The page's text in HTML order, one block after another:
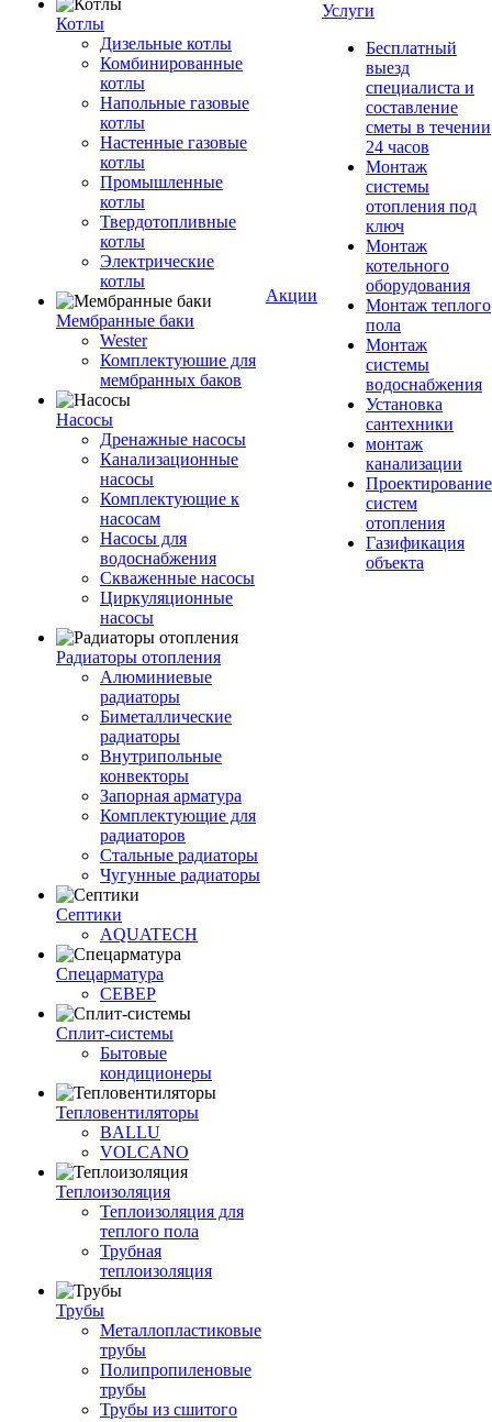
Котлы
Дизельные котлы
Комбинированные
котлы
Напольные газовые
котлы
Настенные газовые
котлы
Промышленные
котлы
Твердотопливные
котлы
Электрические
котлы
Мембранные баки
Wester
Комплектуюшие для
мембранных баков
Насосы
Дренажные насосы
Канализационные
насосы
Комплектующие к
насосам
Насосы для
водоснабжения
Скваженные насосы
Циркуляционные
насосы
Радиаторы отопления
Алюминиевые
радиаторы
Биметаллические
радиаторы
Внутрипольные
конвекторы
Запорная арматура
Комплектующие для
радиаторов
Стальные радиаторы
Чугунные радиаторы
Септики
AQUATECH
Спецарматура
СЕВЕР
Сплит-системы
Бытовые
кондиционеры
Тепловентиляторы
BALLU
VOLCANO
Теплоизоляция
Теплоизоляция для
теплого пола
Трубная
теплоизоляция
Трубы
Металлопластиковые
трубы
Полипропиленовые
трубы
Трубы из сшитого
Акции
Услуги
Бесплатный
выезд
специалиста и
составление
сметы в течении
24 часов
Монтаж
системы
отопления под
ключ
Монтаж
котельного
оборудования
Монтаж теплого
пола
Монтаж
системы
водоснабжения
Установка
сантехники
монтаж
канализации
Проектирование
систем
отопления
Газификация
объекта